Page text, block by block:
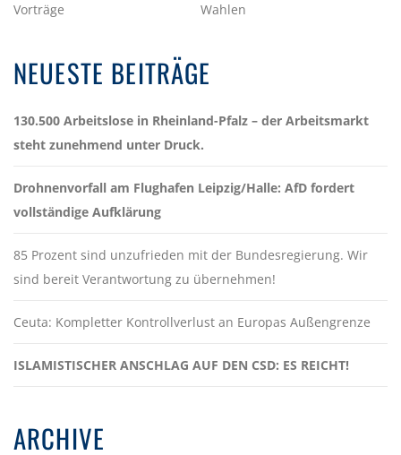
Vorträge
Wahlen
NEUESTE BEITRÄGE
130.500 Arbeitslose in Rheinland-Pfalz – der Arbeitsmarkt
steht zunehmend unter Druck.
Drohnenvorfall am Flughafen Leipzig/Halle: AfD fordert
vollständige Aufklärung
85 Prozent sind unzufrieden mit der Bundesregierung. Wir
sind bereit Verantwortung zu übernehmen!
Ceuta: Kompletter Kontrollverlust an Europas Außengrenze
ISLAMISTISCHER ANSCHLAG AUF DEN CSD: ES REICHT!
ARCHIVE